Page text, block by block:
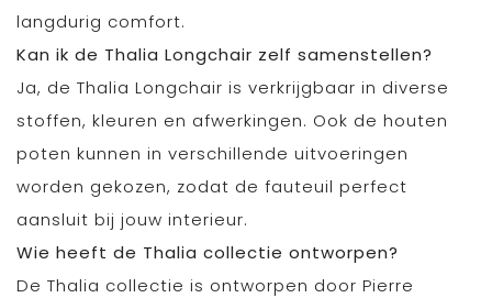
langdurig comfort.
Kan ik de Thalia Longchair zelf samenstellen?
Ja, de Thalia Longchair is verkrijgbaar in diverse
stoffen, kleuren en afwerkingen. Ook de houten
poten kunnen in verschillende uitvoeringen
worden gekozen, zodat de fauteuil perfect
aansluit bij jouw interieur.
Wie heeft de Thalia collectie ontworpen?
De Thalia collectie is ontworpen door Pierre